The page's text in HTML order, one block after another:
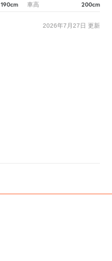
190cm 車高 200cm
2026年7月27日 更新